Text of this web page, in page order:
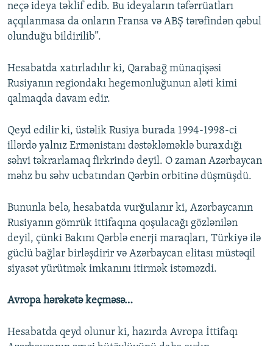
neçə ideya təklif edib. Bu ideyaların təfərrüatları
açqılanmasa da onların Fransa və ABŞ tərəfindən qəbul
olunduğu bildirilib”.
Hesabatda xatırladılır ki, Qarabağ münaqişəsi
Rusiyanın regiondakı hegemonluğunun aləti kimi
qalmaqda davam edir.
Qeyd edilir ki, üstəlik Rusiya burada 1994-1998-ci
illərdə yalnız Ermənistanı dəstəkləməklə buraxdığı
səhvi təkrarlamaq firkrində deyil. O zaman Azərbaycan
məhz bu səhv ucbatından Qərbin orbitinə düşmüşdü.
Bununla belə, hesabatda vurğulanır ki, Azərbaycanın
Rusiyanın gömrük ittifaqına qoşulacağı gözlənilən
deyil, çünki Bakını Qərblə enerji maraqları, Türkiyə ilə
güclü bağlar birləşdirir və Azərbaycan elitası müstəqil
siyasət yürütmək imkanını itirmək istəməzdi.
Avropa hərəkətə keçməsə…
Hesabatda qeyd olunur ki, hazırda Avropa İttifaqı